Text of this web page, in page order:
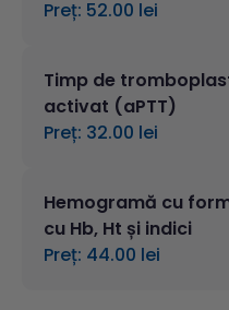
Preț: 52.00 lei
Timp de
activat (aPTT)
Preț: 32.00 lei
Hemogramă cu
cu Hb, Ht și indici
Preț: 44.00 lei